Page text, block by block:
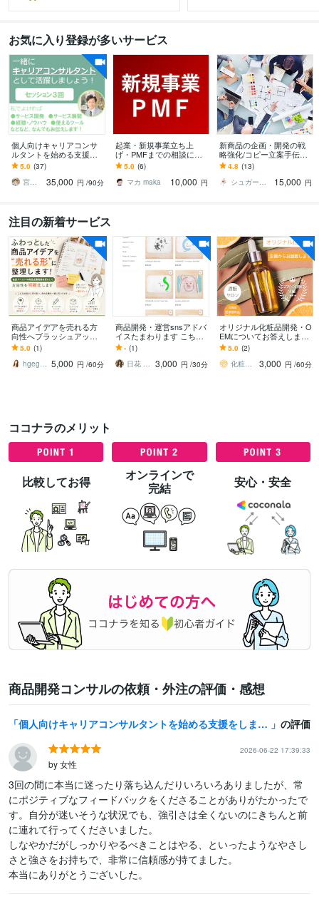
お気に入り登録が多いサービス
個人向けキャリアコンサ
ルタントを始める支援を
します 起業・独立開業・
副業するためのアドバイ
ス、相談、ノウハウ提供
5.0 (37)
宮内 利亮 キャリアコンサルタント
35,000 円 /90分
起業・新規事業立ち上
げ・PMFまでの相談に乗
ります 顧客課題の特定か
ら、ソリューション・市
場へのフィットまで
5.0 (6)
マカ maka
10,000 円
新商品の企画・開発の戦
略強化/コピー立案手伝い
ます 大手メーカーのノウ
ハウをあなたに！新商品
企画をサポートします
4.8 (13)
シュガーウィンドウ
15,000 円
注目の新着サービス
商品アイデアを売れる方
向性へブラッシュアップ
します 食品企画・コピ
ー・デザイン経験からコ
ンセプト設計をサポート
5.0 (1)
hgeg1472 5,000 円 /60分
商品開発・運営snsアドバ
イスたまわります こちら
はコンサル専門の紹介制
です。
- (1)
日花 hiika 3,000 円 /30分
オリジナル化粧品開発・O
EMについてお答えします
25年に渡る企画・開発の
経験をご提供致します。
新規参入歓迎。
5.0 (2)
化粧品企画・開発まわりお任せ！経験豊富！
3,000 円 /60分
ココナラのメリット
比較してお得
オンラインで
完結
安心・安全
商品開発コンサルの依頼・外注の評価・感想
個人向けキャリアコンサルタントを始める支援をします 起業・独立開業・副業するためのアドバイス、相談、ノウハウ提供 の評価
2026-06-22 17:39:33
by 女性
3回の間に本当に迷ったり落ち込んだりいろいろありましたが、常
にポジティブなフィードバックをくださることがありがたかったで
す。自分が迷いそうな状況でも、強引さは全くないのにきちんと前
に連れて行ってくださいました。
しなやかだがしっかりやるべきことはやる、といったようなやさし
さと強さをお持ちで、非常に信頼感が持てました。
本当にありがとうございした。